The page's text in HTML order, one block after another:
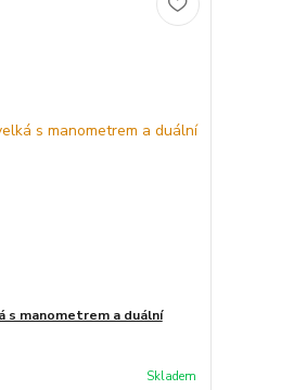
s manometrem a duální
Skladem